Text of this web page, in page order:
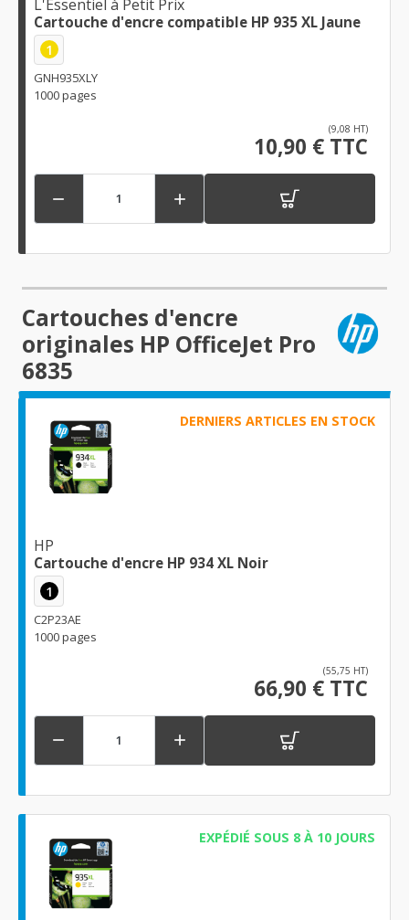
L'Essentiel à Petit Prix
Cartouche d'encre compatible HP 935 XL Jaune
1
GNH935XLY
1000 pages
(9,08 HT)
10,90 € TTC
 
Cartouches d'encre
originales HP OfficeJet Pro
6835
DERNIERS ARTICLES EN STOCK
HP
Cartouche d'encre HP 934 XL Noir
1
C2P23AE
1000 pages
(55,75 HT)
66,90 € TTC
 
EXPÉDIÉ SOUS 8 À 10 JOURS